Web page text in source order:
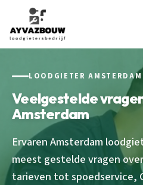
LOODGIETER AMSTERDAM
Veelgestelde
Amsterdam
Ervaren Amsterdam
meest gestelde vragen
tarieven tot spoedservice,